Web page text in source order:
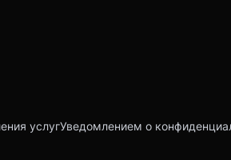
услугУведомлением о